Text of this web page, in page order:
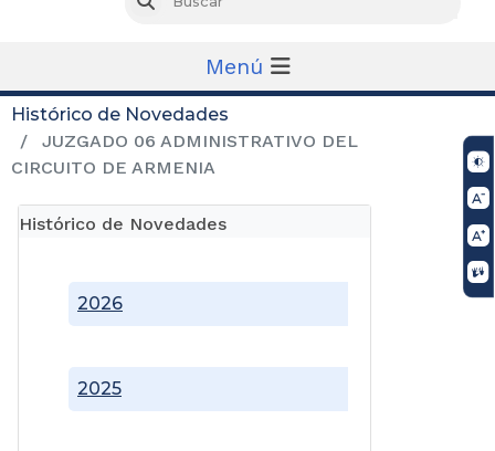
Menú
Histórico de Novedades
JUZGADO 06 ADMINISTRATIVO DEL
CIRCUITO DE ARMENIA
Histórico de Novedades
2025
2026